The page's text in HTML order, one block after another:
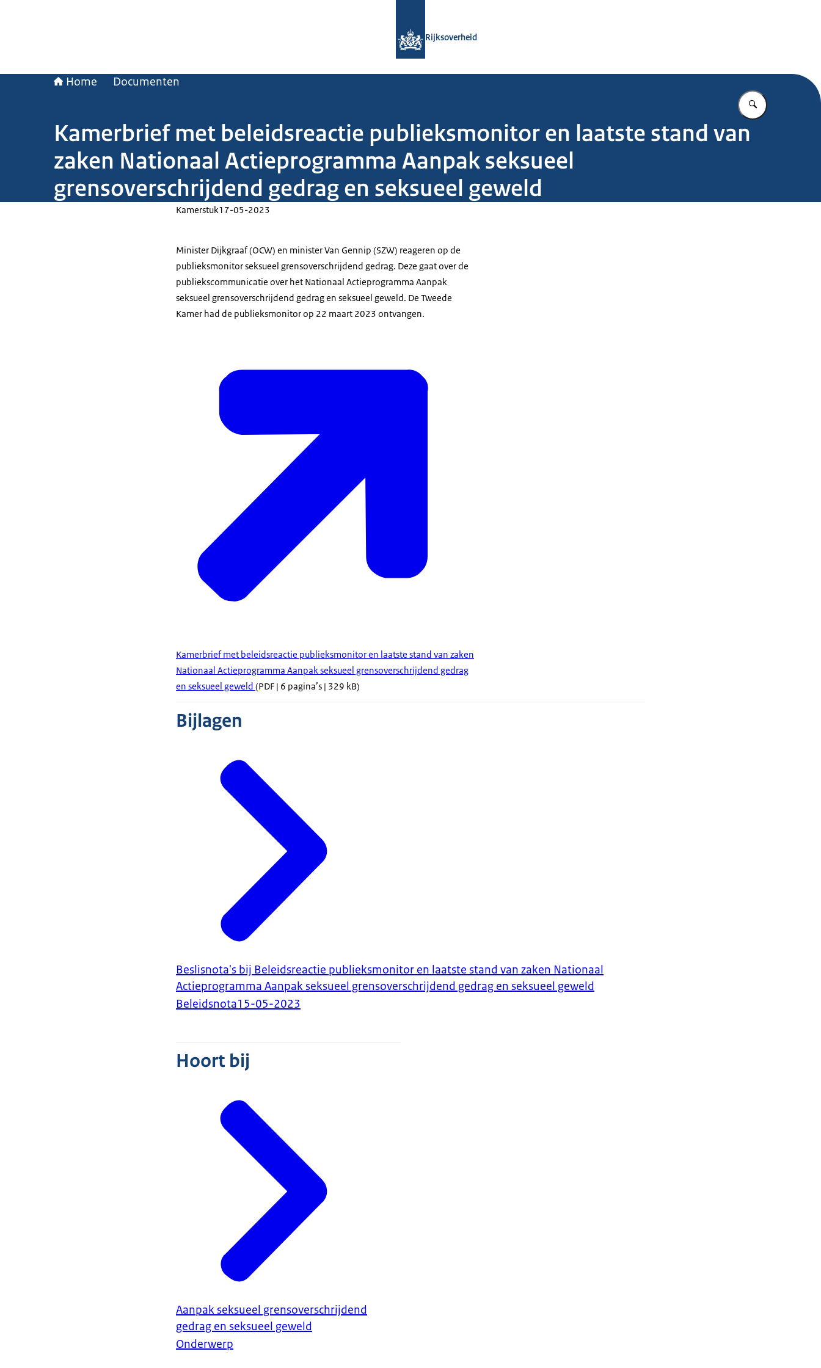
Rijksoverheid
Home Documenten
Vul in wat u
Kamerbrief met beleidsreactie publieksmonitor en laatste stand van
zaken Nationaal Actieprogramma Aanpak seksueel
grensoverschrijdend gedrag en seksueel geweld
Kamerstuk17-05-2023
Minister Dijkgraaf (OCW) en minister Van Gennip (SZW) reageren op de
publieksmonitor seksueel grensoverschrijdend gedrag. Deze gaat over de
publiekscommunicatie over het Nationaal Actieprogramma Aanpak
seksueel grensoverschrijdend gedrag en seksueel geweld. De Tweede
Kamer had de publieksmonitor op 22 maart 2023 ontvangen.
Kamerbrief met beleidsreactie publieksmonitor en laatste stand van zaken
Nationaal Actieprogramma Aanpak seksueel grensoverschrijdend gedrag
en seksueel geweld (PDF | 6 pagina’s | 329 kB)
Bijlagen
Beslisnota's bij Beleidsreactie publieksmonitor en laatste stand van zaken Nationaal
Actieprogramma Aanpak seksueel grensoverschrijdend gedrag en seksueel geweld
Beleidsnota15-05-2023
Hoort bij
Aanpak seksueel grensoverschrijdend
gedrag en seksueel geweld
Onderwerp